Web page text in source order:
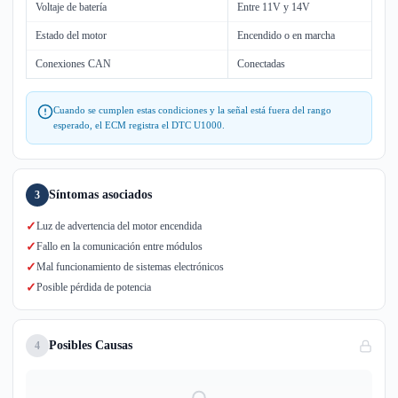
Voltaje de batería Entre 11V y 14V
Estado del motor Encendido o en marcha
Conexiones CAN Conectadas
Cuando se cumplen estas condiciones y la señal está fuera del rango
esperado, el ECM registra el DTC U1000.
3 Síntomas asociados
✓Luz de advertencia del motor encendida
✓Fallo en la comunicación entre módulos
✓Mal funcionamiento de sistemas electrónicos
✓Posible pérdida de potencia
4 Posibles Causas